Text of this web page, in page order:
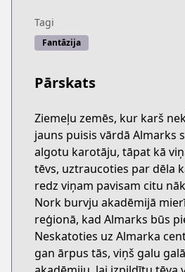
Tagi
Fantāzija
Pārskats
Ziemeļu zemēs, kur karš
jauns puisis vārdā Almarks
algotu karotāju, tāpat kā
tēvs, uztraucoties par dēla
redz viņam pavisam citu
Nork burvju akadēmijā
reģionā, kad Almarks būs
Neskatoties uz Almarka
gan ārpus tās, viņš galu